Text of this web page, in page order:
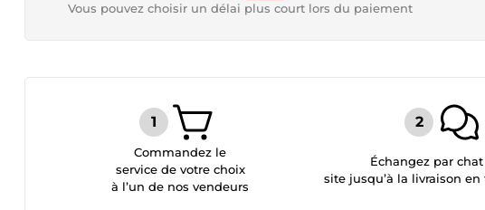
Vous pouvez choisir un délai plus court lors du paiement
Commandez le
service de votre choix
à l’un de nos vendeurs
Échangez par
site jusqu’à la livraison